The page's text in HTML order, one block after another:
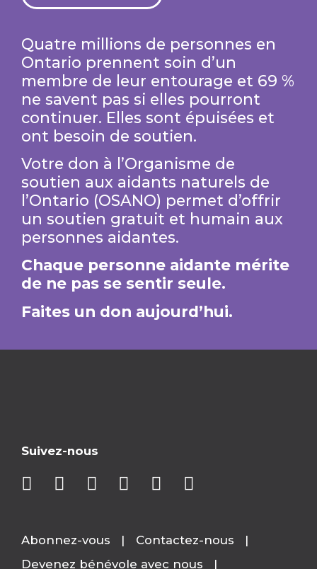
Quatre millions de personnes en
Ontario prennent soin d’un
membre de leur entourage et 69 %
ne savent pas si elles pourront
continuer. Elles sont épuisées et
ont besoin de soutien.
Votre don à l’Organisme de
soutien aux aidants naturels de
l’Ontario (OSANO) permet d’offrir
un soutien gratuit et humain aux
personnes aidantes.
Chaque personne aidante mérite
de ne pas se sentir seule.
Faites un don aujourd’hui.
Abonnez-vous
Contactez-nous
Devenez bénévole avec nous
Suivez-nous